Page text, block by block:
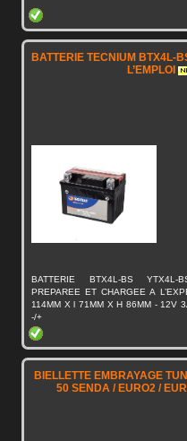
BATTERIE TECNIUM BTX4L-
L’EMPLOI
BATTERIE BTX4L-BS YTX4L-
PREPAREE ET CHARGEE A
114MM X l 71MM X H 86MM - 12V
-/+
BIELLETTE EMBRAYAGE
50 SENDA / EURO2 /